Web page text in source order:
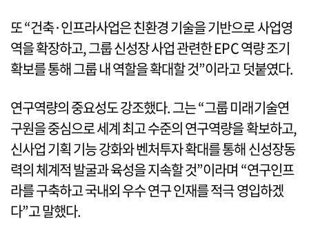
또 “건축·인프라사업은 친환경 기술을 기반으로 사업영
역을 확장하고, 그룹 신성장 사업 관련한 EPC 역량 조기
확보를 통해 그룹 내 역할을 확대할 것”이라고 덧붙였다.
연구역량의 중요성도 강조했다. 그는 “그룹 미래기술연
구원을 중심으로 세계 최고 수준의 연구역량을 확보하고,
신사업 기획 기능 강화와 벤처투자 확대를 통해 신성장동
력의 체계적 발굴과 육성을 지속할 것”이라며 “연구인프
라를 구축하고 국내외 우수 연구 인재를 적극 영입하겠
다”고 말했다.